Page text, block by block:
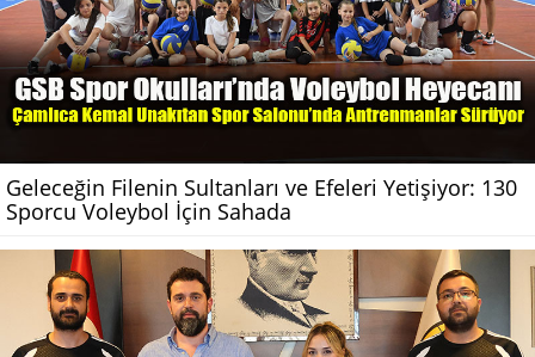
Geleceğin Filenin Sultanları ve Efeleri Yetişiyor: 130
Sporcu Voleybol İçin Sahada